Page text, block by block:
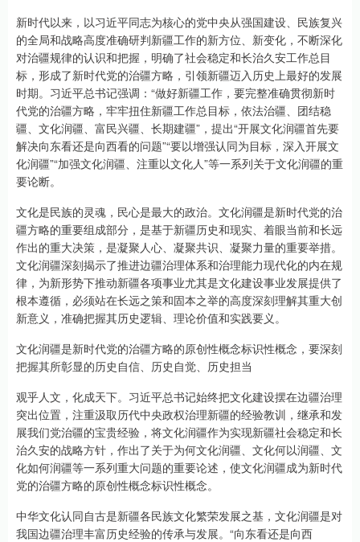
新时代以来，以习近平同志为核心的党中央从强国建设、民族复兴
的全局和战略高度准确研判新疆工作的新方位、新变化，不断深化
对治疆规律的认识和把握，明确了社会稳定和长治久安工作总目
标，形成了新时代党的治疆方略，引领新疆迈入历史上最好的发展
时期。习近平总书记强调：“做好新疆工作，要完整准确贯彻新时
代党的治疆方略，牢牢扭住新疆工作总目标，依法治疆、团结稳
疆、文化润疆、富民兴疆、长期建疆”，提出“开展文化润疆首先要
解决向东看还是向西看的问题”“要以增强认同为目标，深入开展文
化润疆”“加强文化润疆、注重以文化人”等一系列关于文化润疆的重
要论断。
文化是民族的灵魂，民心是最大的政治。文化润疆是新时代党的治
疆方略的重要组成部分，是基于新疆历史和现实、着眼当前和长远
作出的重大决策，是凝聚人心、凝聚共识、凝聚力量的重要举措。
文化润疆深刻揭示了推进边疆治理体系和治理能力现代化的内在规
律，为新形势下推动新疆各项事业尤其是文化建设事业发展提供了
根本遵循，必须站在长远之策和固本之举的高度深刻理解其重大创
新意义，准确把握其历史逻辑、理论价值和实践要义。
文化润疆是新时代党的治疆方略的原创性概念标识性概念，要深刻
把握其所彰显的历史自信、历史自觉、历史担当
观乎人文，化成天下。习近平总书记始终把文化建设摆在边疆治理
突出位置，注重汲取历代中央政权治理新疆的经验教训，继承和发
展我们党治疆的宝贵经验，将文化润疆作为实现新疆社会稳定和长
治久安的战略方针，作出了关于为何文化润疆、文化何以润疆、文
化如何润疆等一系列重大问题的重要论述，使文化润疆成为新时代
党的治疆方略的原创性概念标识性概念。
中华文化认同自古是新疆各民族文化繁荣发展之基，文化润疆是对
我国边疆治理丰富历史经验的传承与发展。“向东看还是向西